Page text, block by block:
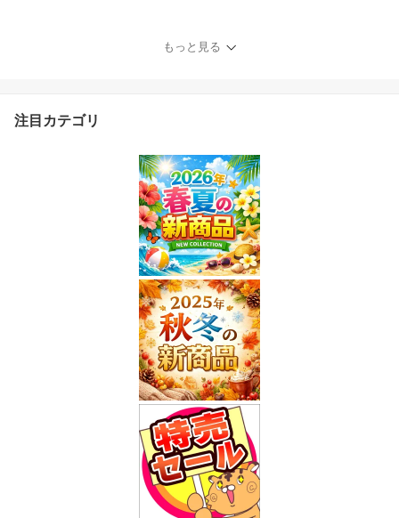
※全8種類の柄がランダ
もっと見る
注目カテゴリ